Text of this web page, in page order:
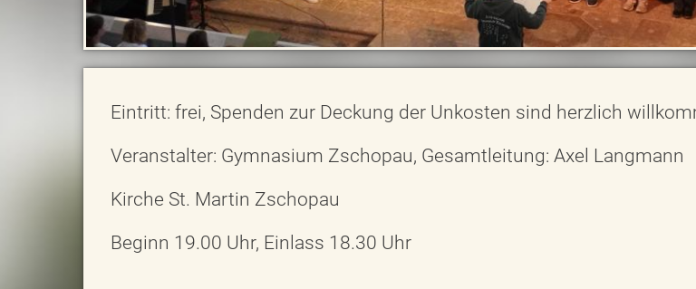
Eintritt: frei, Spenden zur Deckung der Unkosten sind herzlich
Veranstalter: Gymnasium Zschopau, Gesamtleitung: Axel Langmann
Kirche St. Martin Zschopau
Beginn 19.00 Uhr, Einlass 18.30 Uhr